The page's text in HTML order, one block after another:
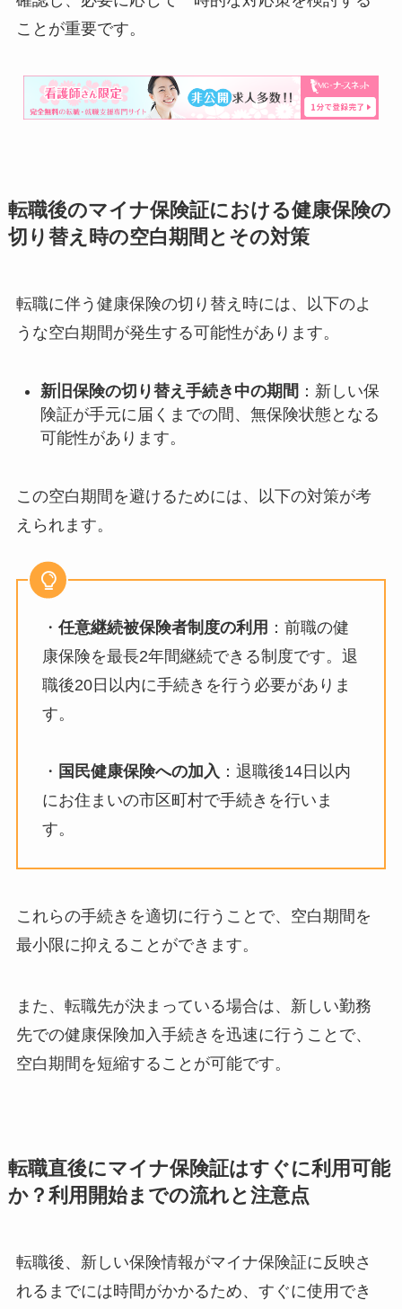
ことが重要です。​
転職後のマイナ保険証における健康保険の
切り替え時の空白期間とその対策
転職に伴う健康保険の切り替え時には、以下のよ
うな空白期間が発生する可能性があります。​
新旧保険の切り替え手続き中の期間 ：​新しい保
険証が手元に届くまでの間、無保険状態となる
可能性があります。 ​
この空白期間を避けるためには、以下の対策が考
えられます。​
・ 任意継続被保険者制度の利用 ：​前職の健
康保険を最長2年間継続できる制度です。退
職後20日以内に手続きを行う必要がありま
す。 ​
・ 国民健康保険への加入 ：​退職後14日以内
にお住まいの市区町村で手続きを行いま
す。 ​
これらの手続きを適切に行うことで、空白期間を
最小限に抑えることができます。​
また、転職先が決まっている場合は、新しい勤務
先での健康保険加入手続きを迅速に行うことで、
空白期間を短縮することが可能です。​
転職直後にマイナ保険証はすぐに利用可能
か？利用開始までの流れと注意点
転職後、新しい保険情報がマイナ保険証に反映さ
れるまでには時間がかかるため、すぐに使用でき